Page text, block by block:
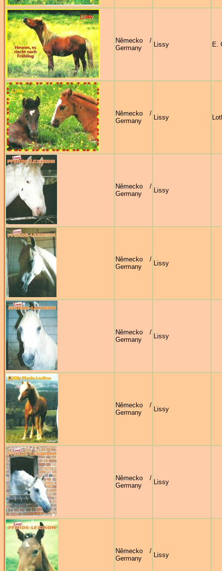
Německo /
Germany
Lissy E.
Německo /
Germany
Lissy
Německo /
Germany
Lissy
Německo /
Germany
Lissy
Německo /
Germany
Lissy
Německo /
Germany
Lissy
Německo /
Germany
Lissy
Německo /
Germany
Lissy